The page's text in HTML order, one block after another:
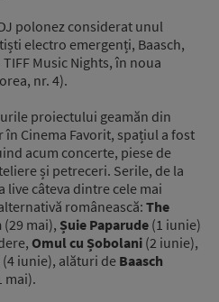
polonez considerat unul
electro emergenți, Baasch,
Music Nights, în noua
nr. 4).
proiectului geamăn din
Cinema Favorit, spațiul a fost
acum concerte, piese de
și petreceri. Serile, de la
live câteva dintre cele mai
românească: The
(29 mai), Șuie Paparude (1 iunie)
Omul cu Șobolani (2 iunie),
(4 iunie), alături de Baasch
mai).